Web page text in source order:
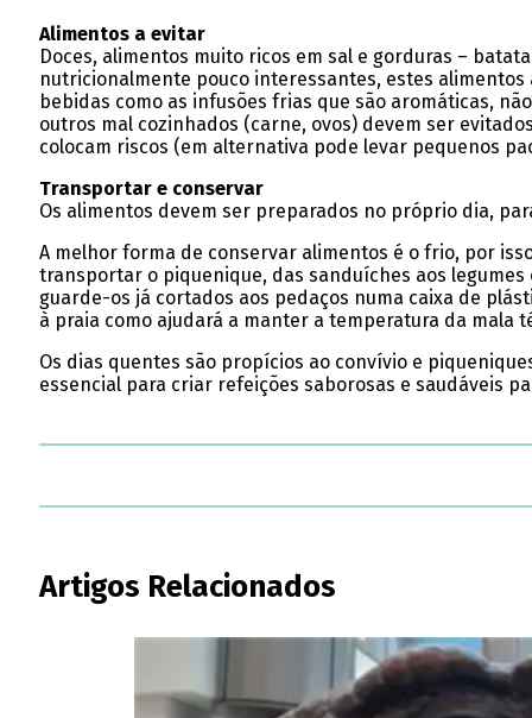
Alimentos a evitar
Doces, alimentos muito ricos em sal e gorduras –
nutricionalmente pouco interessantes, estes
bebidas como as infusões frias que são aromáticas,
outros mal cozinhados (carne, ovos) devem ser
colocam riscos (em alternativa pode levar pequenos
Transportar e conservar
Os alimentos devem ser preparados no próprio dia,
A melhor forma de conservar alimentos é o frio, por
transportar o piquenique, das sanduíches aos
guarde-os já cortados aos pedaços numa caixa de
à praia como ajudará a manter a temperatura da mala
Os dias quentes são propícios ao convívio e
essencial para criar refeições saborosas e saudáveis
Artigos Relacionados